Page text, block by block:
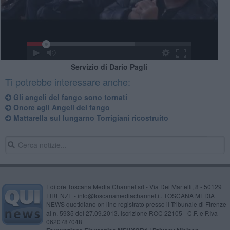
Servizio di Dario Pagli
Ti potrebbe interessare anche:
Gli angeli del fango sono tornati
Onore agli Angeli del fango
Mattarella sul lungarno Torrigiani ricostruito
Editore Toscana Media Channel srl - Via Dei Martelli, 8 - 50129
FIRENZE - info@toscanamediachannel.it. TOSCANA MEDIA
NEWS quotidiano on line registrato presso il Tribunale di Firenze
al n. 5935 del 27.09.2013. Iscrizione ROC 22105 - C.F. e P.Iva
0620787048